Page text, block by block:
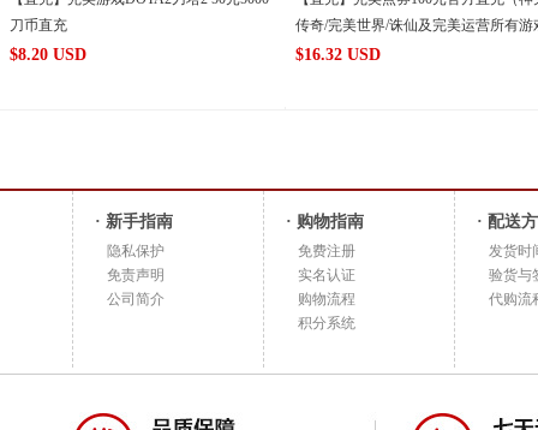
刀币直充
$8.20 USD
传奇/完美世界/诛仙及完美运营所有游
$16.32 USD
· 新手指南
隐私保护
免责声明
公司简介
· 购物指南
免费注册
实名认证
购物流程
积分系统
· 配送
发货时
验货与
代购流